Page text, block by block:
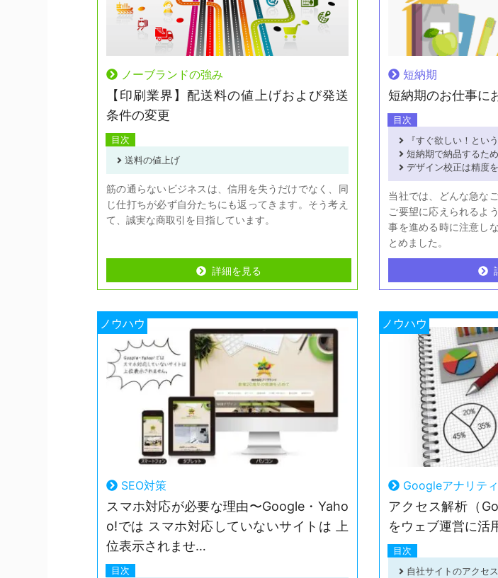
ノーブランドの強み
【印刷業界】配送料の値上げおよび発送
条件の変更
目次
送料の値上げ
筋の通らないビジネスは、信用を失うだけでなく、同
じ仕打ちが必ず自分たちにも返ってきます。そう考え
て、誠実な商取引を目指しています。
詳細を見る
短納期
短納期のお仕事に
目次
『すぐ欲しい！とい
短納期で納品するた
デザイン校正は精度
当社では、どんな急な
ご要望に応えられるよ
事を進める時に注意し
とめました。
ノウハウ
SEO対策
スマホ対応が必要な理由〜Google・Yaho
o!では スマホ対応していないサイトは 上
位表示されませ…
目次
ノウハウ
Googleアナリテ
アクセス解析（
をウェブ運営に活
目次
自社サイトのアクセ